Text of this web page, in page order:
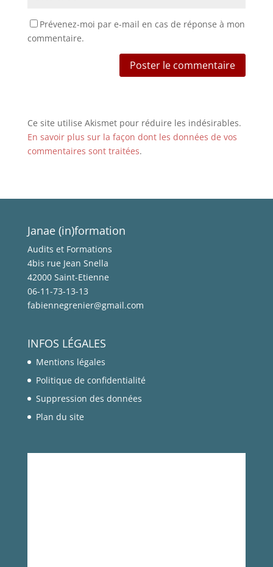
Prévenez-moi par e-mail en cas de réponse à mon
commentaire.
Ce site utilise Akismet pour réduire les indésirables.
En savoir plus sur la façon dont les données de vos
commentaires sont traitées.
Janae (in)formation
Audits et Formations
4bis rue Jean Snella
42000 Saint-Etienne
06-11-73-13-13
fabiennegrenier@gmail.com
INFOS LÉGALES
Mentions légales
Politique de confidentialité
Suppression des données
Plan du site